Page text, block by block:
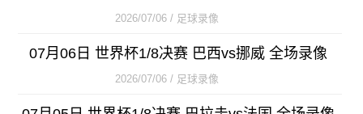
2026/07/06 / 足球录像
07月06日 世界杯1/8决赛 巴西vs挪威 全场录像
2026/07/06 / 足球录像